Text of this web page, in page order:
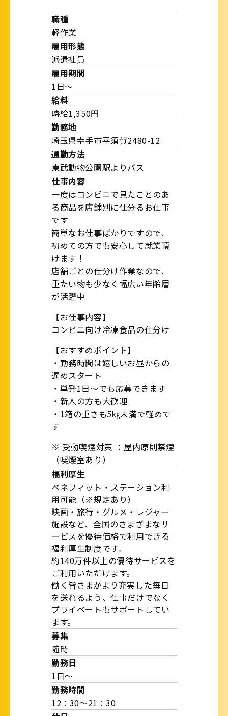
職種
軽作業
雇用形態
派遣社員
雇用期間
1日～
給料
時給1,350円
勤務地
埼玉県幸手市平須賀2480-12
通勤方法
東武動物公園駅よりバス
仕事内容
一度はコンビニで見たことのあ
る商品を店舗別に仕分るお仕事
です
簡単なお仕事ばかりですので、
初めての方でも安心して就業頂
けます！
店舗ごとの仕分け作業なので、
重たい物も少なく幅広い年齢層
が活躍中
【お仕事内容】
コンビニ向け冷凍食品の仕分け
【おすすめポイント】
・勤務時間は嬉しいお昼からの
遅めスタート
・単発1日～でも応募できます
・新人の方も大歓迎
・1箱の重さも5㎏未満で軽めで
す
※ 受動喫煙対策 ：屋内原則禁煙
（喫煙室あり）
福利厚生
ベネフィット・ステーション利
用可能（※規定あり）
映画・旅行・グルメ・レジャー
施設など、全国のさまざまなサ
ービスを優待価格で利用できる
福利厚生制度です。
約140万件以上の優待サービスを
ご利用いただけます。
働く皆さまがより充実した毎日
を送れるよう、仕事だけでなく
プライベートもサポートしてい
ます。
募集
随時
勤務日
1日～
勤務時間
12：30～21：30